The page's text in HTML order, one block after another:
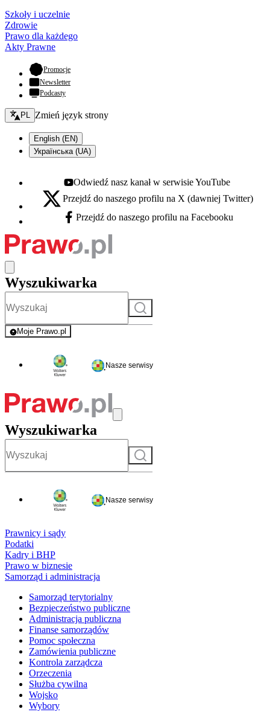
Szkoły i uczelnie
Zdrowie
Prawo dla każdego
Akty Prawne
Promocje- otwiera się w nowej karcie
Newsletter
Podcasty
Zmień język - bieżący:
PL Zmień język strony
English (EN)
Українська (UA)
Youtube - otwiera się w nowej karcie
Odwiedź nasz kanał w serwisie YouTube
X - otwiera się w nowej karcie
Przejdź do naszego profilu na X (dawniej Twitter)
Facebook - otwiera się w nowej karcie
Przejdź do naszego profilu na Facebooku
Wyszukiwarka
Szukaj
Moje Prawo.pl
- rejestracja i logowanie do serwisu
Nasze serwisy
Wyszukiwarka
Szukaj
Nasze serwisy
Prawnicy i sądy
Podatki
Kadry i BHP
Prawo w biznesie
Samorząd i administracja
Samorząd terytorialny
Bezpieczeństwo publiczne
Administracja publiczna
Finanse samorządów
Pomoc społeczna
Zamówienia publiczne
Kontrola zarządcza
Orzeczenia
Służba cywilna
Wojsko
Wybory